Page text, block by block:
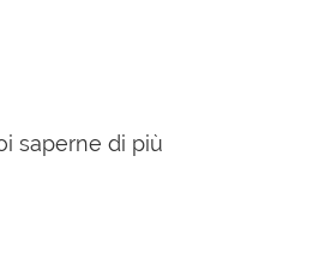
saperne di più